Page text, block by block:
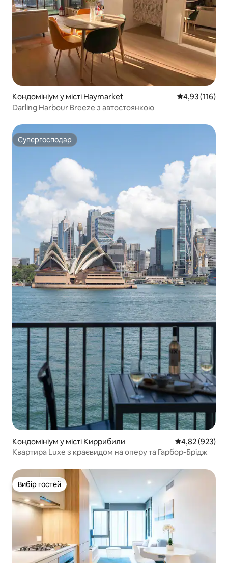
Кондомініум у місті Haymarket Середня
4,93 (116)
Darling Harbour Breeze з автостоянкою
Супергосподар
Супергосподар
Кондомініум у місті Киррибили Середня
4,82 (923)
Квартира Luxe з краєвидом на оперу та Гарбор-Брідж
Вибір гостей
Вибір гостей